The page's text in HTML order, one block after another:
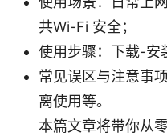
共Wi-Fi 安全；
使用步骤：下载-安
常见误区与注意事
离使用等。
本篇文章将带你从